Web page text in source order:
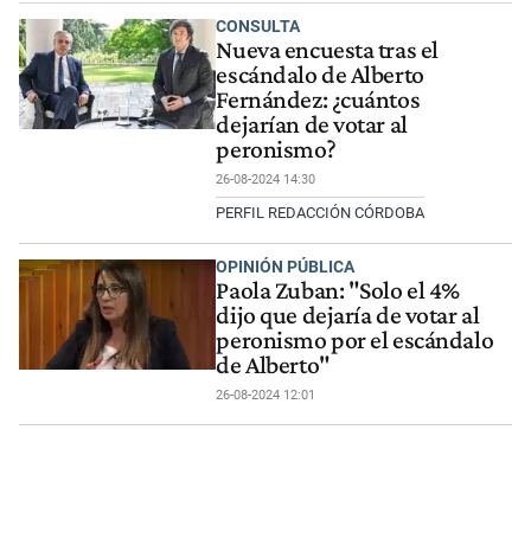
CONSULTA
Nueva encuesta tras el
escándalo de Alberto
Fernández: ¿cuántos
dejarían de votar al
peronismo?
26-08-2024 14:30
PERFIL REDACCIÓN CÓRDOBA
OPINIÓN PÚBLICA
Paola Zuban: "Solo el 4%
dijo que dejaría de votar al
peronismo por el escándalo
de Alberto"
26-08-2024 12:01